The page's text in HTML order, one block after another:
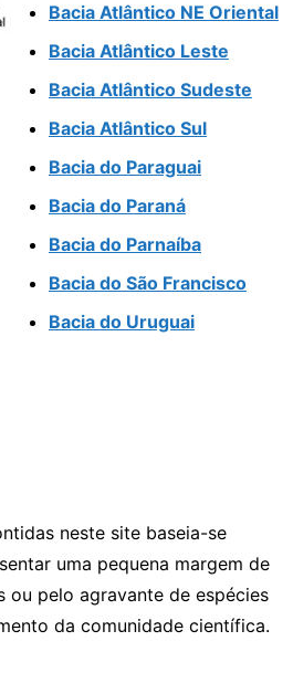
Bacia Atlântico NE Oriental
Bacia Atlântico Leste
Bacia Atlântico Sudeste
Bacia Atlântico Sul
Bacia do Paraguai
Bacia do Paraná
Bacia do Parnaíba
Bacia do São Francisco
Bacia do Uruguai
neste site baseia-se
uma pequena margem de
ou pelo agravante de espécies
da comunidade científica.